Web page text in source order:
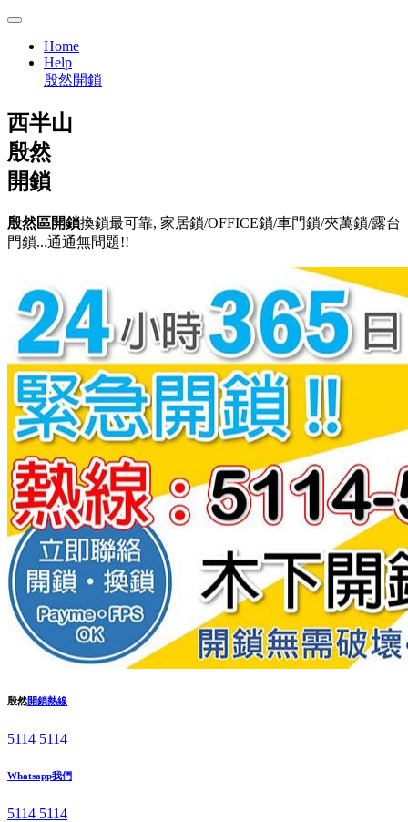
Home
Help
殷然開鎖
西半山
殷然
開鎖
殷然區開鎖換鎖最可靠, 家居鎖/OFFICE鎖/車門鎖/夾萬鎖/露台
門鎖...通通無問題!!
殷然開鎖熱線
5114 5114
Whatsapp我們
5114 5114